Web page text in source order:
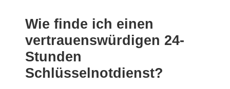
Wie finde ich einen
vertrauenswürdigen 24-
Stunden
Schlüsselnotdienst?